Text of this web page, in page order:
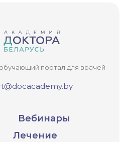
портал для врачей
Вебинары
Лечение